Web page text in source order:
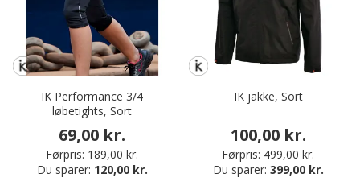
IK Performance 3/4
løbetights, Sort
69,00 kr.
Førpris: 189,00 kr.
Du sparer: 120,00 kr.
IK jakke, Sort
100,00 kr.
Førpris: 499,00 kr.
Du sparer: 399,00 kr.